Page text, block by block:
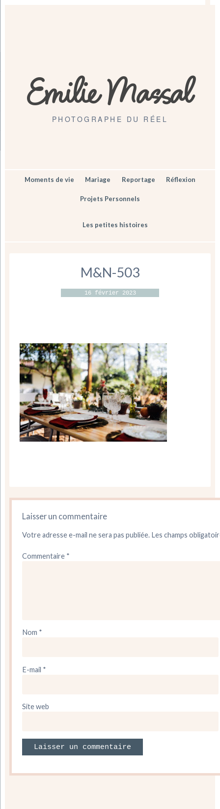
Emilie Massal
PHOTOGRAPHE DU RÉEL
Moments de vie Mariage Reportage Réflexion
Projets Personnels
Les petites histoires
M&N-503
16 février 2023
Laisser un commentaire
Votre adresse e-mail ne sera pas publiée. Les champs
Commentaire *
Nom *
E-mail *
Site web